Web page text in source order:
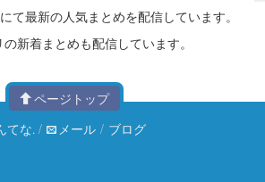
にて最新の人気まとめを配信しています。
新着まとめも配信しています。
ページトップ
てな. / メール / ブログ